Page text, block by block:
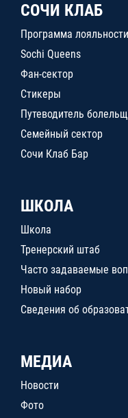
СОЧИ КЛАБ
Программа лояльности
Sochi Queens
Фан-сектор
Стикеры
Путеводитель
Семейный сектор
Сочи Клаб Бар
ШКОЛА
Школа
Тренерский штаб
Часто задаваемые
Новый набор
Сведения об
МЕДИА
Новости
Фото